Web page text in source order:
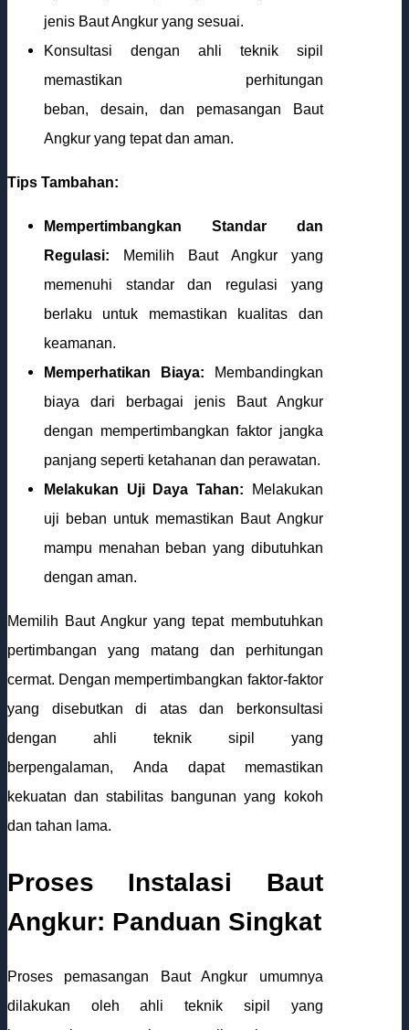
jenis Baut Angkur yang sesuai.
Konsultasi dengan ahli teknik sipil
memastikan perhitungan
beban, desain, dan pemasangan Baut
Angkur yang tepat dan aman.
Tips Tambahan:
Mempertimbangkan Standar dan
Regulasi: Memilih Baut Angkur yang
memenuhi standar dan regulasi yang
berlaku untuk memastikan kualitas dan
keamanan.
Memperhatikan Biaya: Membandingkan
biaya dari berbagai jenis Baut Angkur
dengan mempertimbangkan faktor jangka
panjang seperti ketahanan dan perawatan.
Melakukan Uji Daya Tahan: Melakukan
uji beban untuk memastikan Baut Angkur
mampu menahan beban yang dibutuhkan
dengan aman.
Memilih Baut Angkur yang tepat membutuhkan
pertimbangan yang matang dan perhitungan
cermat. Dengan mempertimbangkan faktor-faktor
yang disebutkan di atas dan berkonsultasi
dengan ahli teknik sipil yang
berpengalaman, Anda dapat memastikan
kekuatan dan stabilitas bangunan yang kokoh
dan tahan lama.
Proses Instalasi Baut
Angkur: Panduan Singkat
Proses pemasangan Baut Angkur umumnya
dilakukan oleh ahli teknik sipil yang